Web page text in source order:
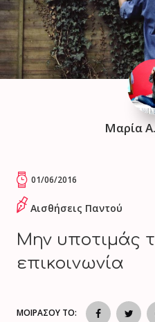
Μαρία
01/06/2016
Αισθήσεις Παντού
Μην υποτιμάς
επικοινωνία
ΜΟΙΡΑΣΟΥ ΤΟ: